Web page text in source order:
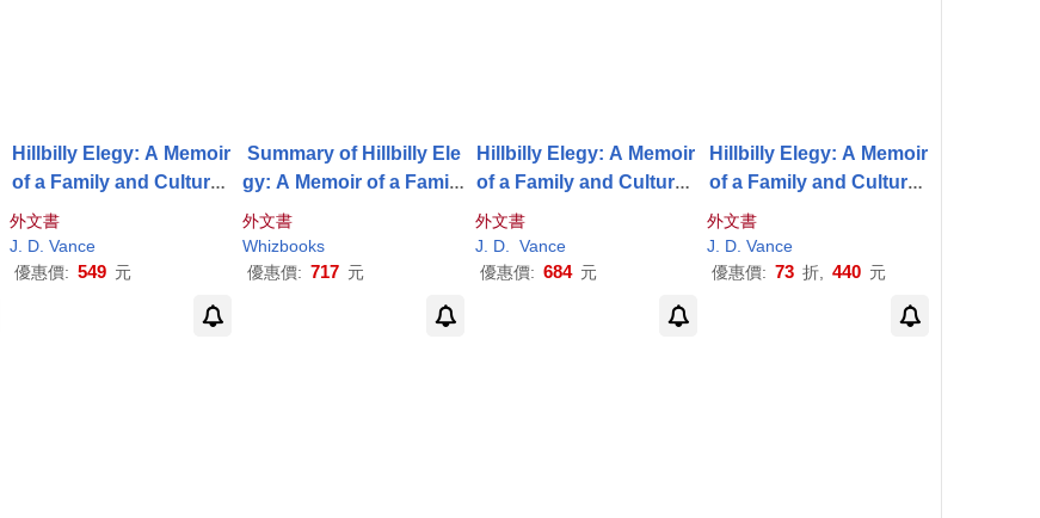
Hillbilly Elegy: A Memoir
of a Family and Culture i
外文書
J
D .Vance
優惠價: 549 元
Summary of Hillbilly Ele
gy: A Memoir of a Family
J.D.Vance
or Fans
外文書
Whizbooks
優惠價: 717 元
Hillbilly Elegy: A Memoir
of a Family and Culture i
外文書
J
D.
Vance
優惠價: 684 元
Hillbilly Elegy: A Memoir
of a Family and Culture i
外文書
J
D .Vance
優惠價: 73 折, 440 元